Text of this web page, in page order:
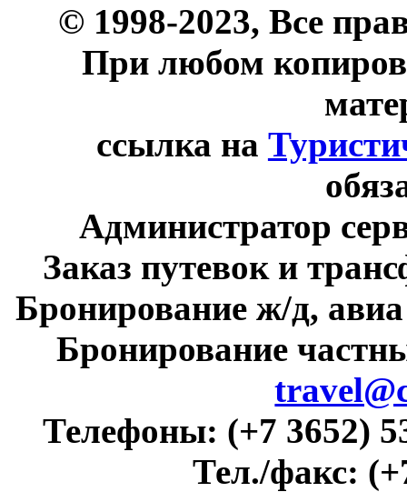
© 1998-2023, Все
При любом
ссылка на
Администратор
Заказ путевок и
Бронирование ж/д,
Бронирование
Телефоны: (+7 3652)
Тел./факс: